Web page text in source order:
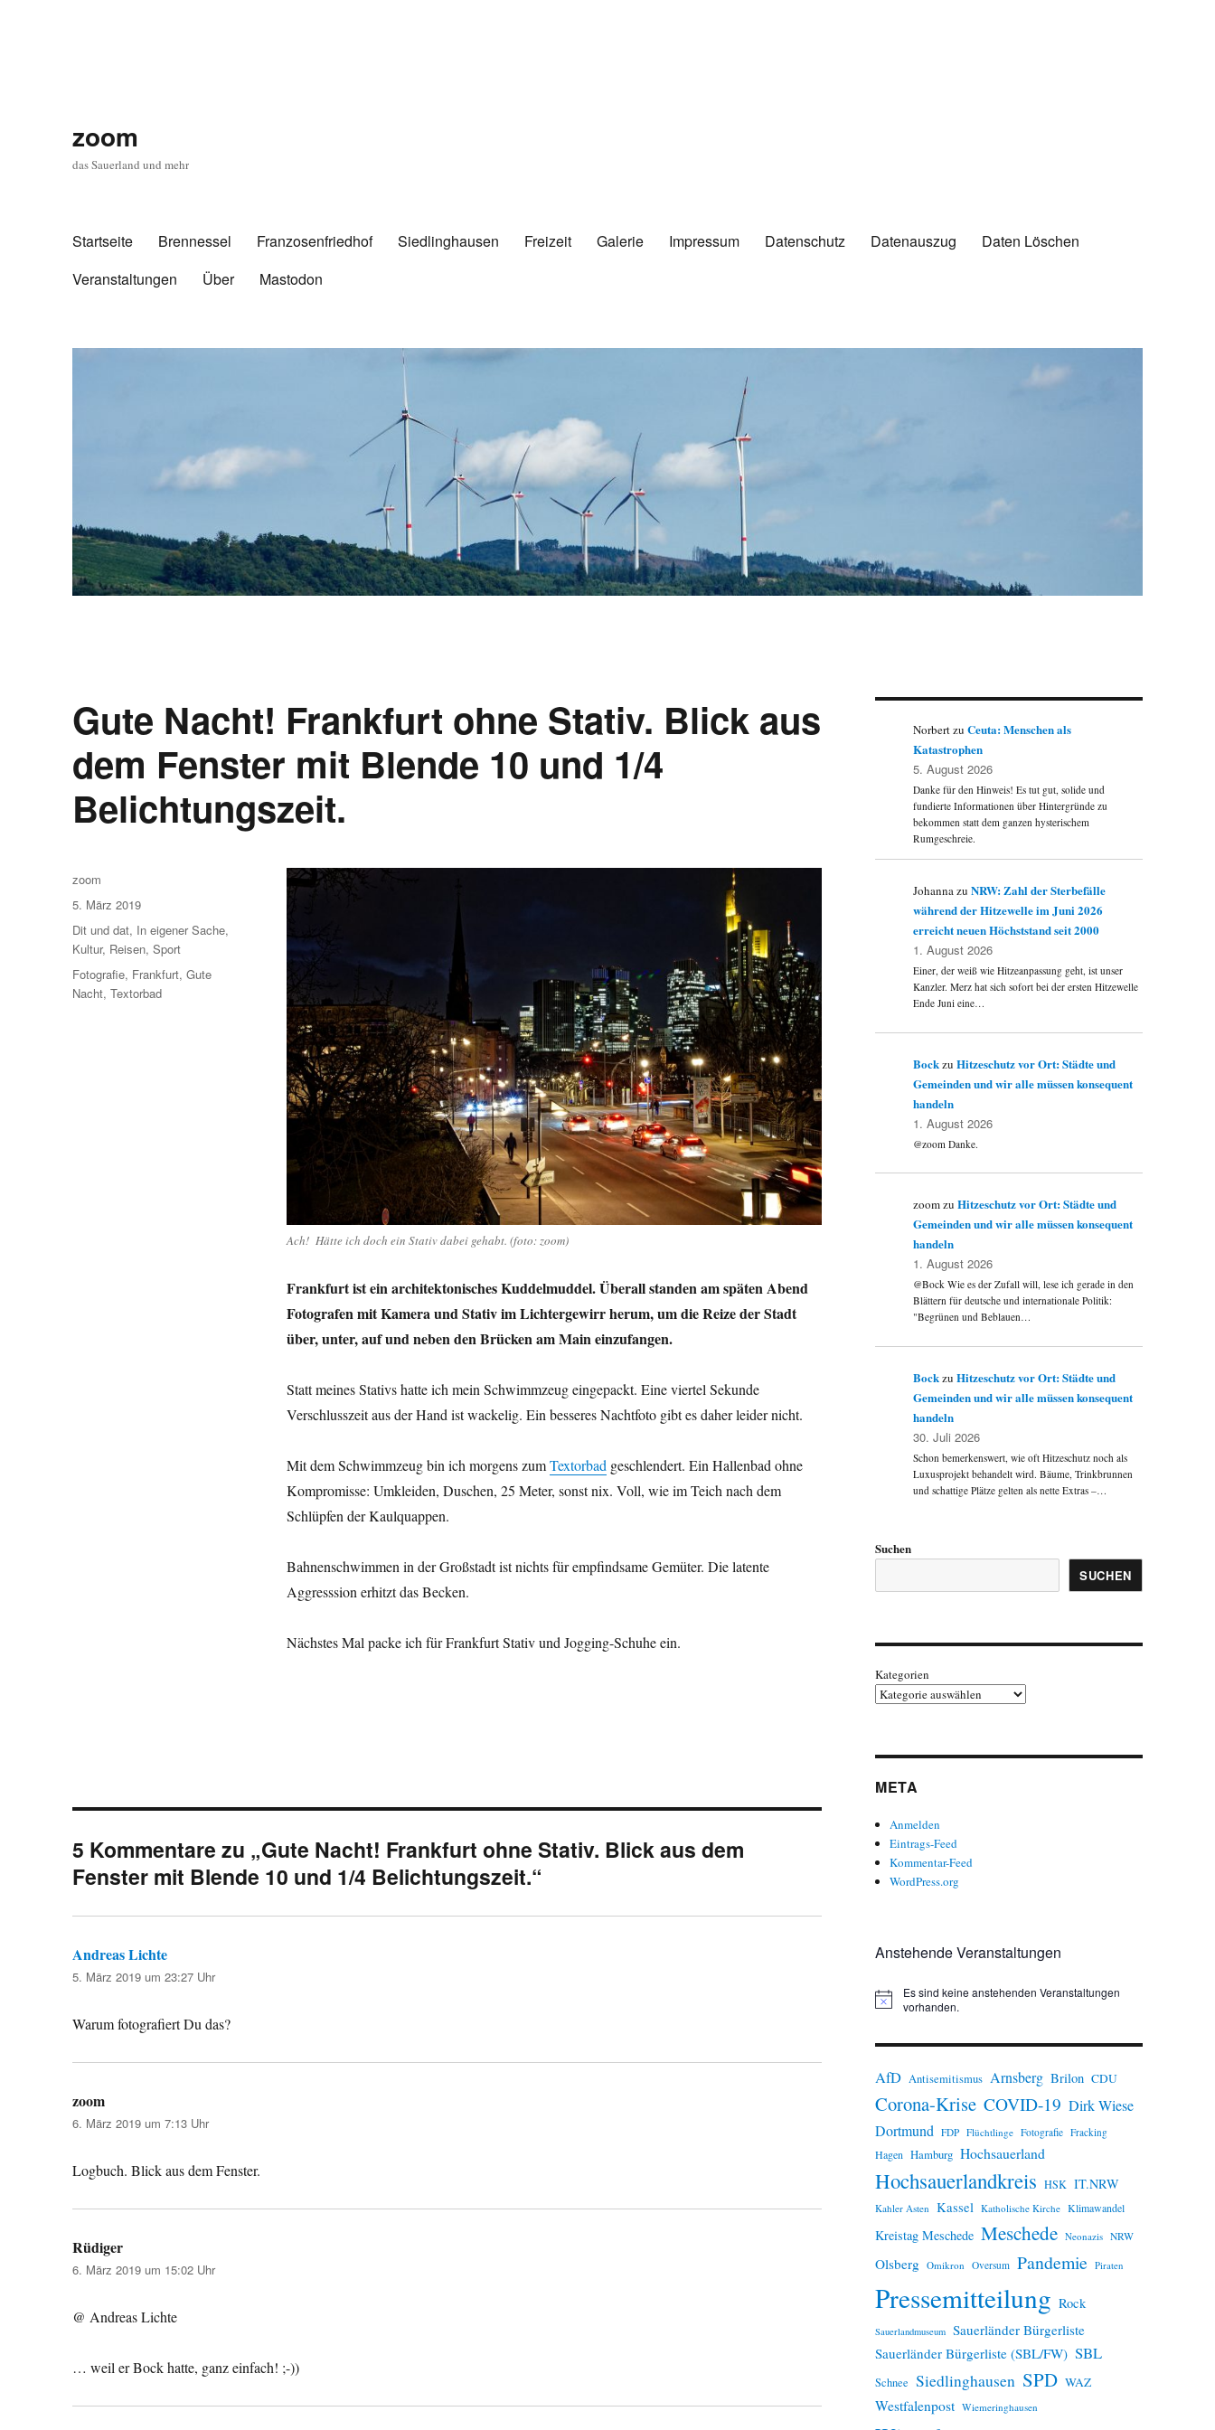
zoom
das Sauerland und mehr
Startseite Brennessel Franzosenfriedhof Siedlinghausen Freizeit Galerie Impressum Datenschutz Datenauszug
Daten Löschen
Veranstaltungen
Über Mastodon
Gute Nacht! Frankfurt ohne Stativ. Blick aus
dem Fenster mit Blende 10 und 1/4
Belichtungszeit.
Ach! Hätte ich doch ein Stativ dabei gehabt. (foto: zoom)
Frankfurt ist ein architektonisches Kuddelmuddel. Überall standen am späten Abend
Fotografen mit Kamera und Stativ im Lichtergewirr herum, um die Reize der Stadt
über, unter, auf und neben den Brücken am Main einzufangen.
Statt meines Stativs hatte ich mein Schwimmzeug eingepackt. Eine viertel Sekunde
Verschlusszeit aus der Hand ist wackelig. Ein besseres Nachtfoto gibt es daher leider nicht.
Mit dem Schwimmzeug bin ich morgens zumTextorbad geschlendert. Ein Hallenbad ohne
Kompromisse: Umkleiden, Duschen, 25 Meter, sonst nix. Voll, wie im Teich nach dem
Schlüpfen der Kaulquappen.
Bahnenschwimmen in der Großstadt ist nichts für empfindsame Gemüter. Die latente
Aggresssion erhitzt das Becken.
Nächstes Mal packe ich für Frankfurt Stativ und Jogging-Schuhe ein.
Autor
zoom
Veröffentlicht
am
5. März 2019
Kategorien
Dit und dat, In eigener Sache,
Kultur, Reisen,Sport
Schlagwörter
Fotografie, Frankfurt,Gute
Nacht,Textorbad
5 Kommentare zu „Gute Nacht! Frankfurt ohne Stativ. Blick aus dem
Fenster mit Blende 10 und 1/4 Belichtungszeit.“
Andreas Lichte
5. März 2019 um 23:27 Uhr
Warum fotografiert Du das?
zoom
6. März 2019 um 7:13 Uhr
Logbuch. Blick aus dem Fenster.
Rüdiger
6. März 2019 um 15:02 Uhr
@ Andreas Lichte
… weil er Bock hatte, ganz einfach! ;-))
NorbertzuCeuta: Menschen als
Katastrophen
5. August 2026
Danke für den Hinweis! Es tut gut, solide und
fundierte Informationen über Hintergründe zu
bekommen statt dem ganzen hysterischem
Rumgeschreie.
JohannazuNRW: Zahl der Sterbefälle
während der Hitzewelle im Juni 2026
erreicht neuen Höchststand seit 2000
1. August 2026
Einer, der weiß wie Hitzeanpassung geht, ist unser
Kanzler. Merz hat sich sofort bei der ersten Hitzewelle
Ende Juni eine…
BockzuHitzeschutz vor Ort: Städte und
Gemeinden und wir alle müssen konsequent
handeln
1. August 2026
@zoom Danke.
zoomzuHitzeschutz vor Ort: Städte und
Gemeinden und wir alle müssen konsequent
handeln
1. August 2026
@Bock Wie es der Zufall will, lese ich gerade in den
Blättern für deutsche und internationale Politik:
"Begrünen und Beblauen…
BockzuHitzeschutz vor Ort: Städte und
Gemeinden und wir alle müssen konsequent
handeln
30. Juli 2026
Schon bemerkenswert, wie oft Hitzeschutz noch als
Luxusprojekt behandelt wird. Bäume, Trinkbrunnen
und schattige Plätze gelten als nette Extras –…
Suchen
SUCHEN
Kategorien
META
Anmelden
Eintrags-Feed
Kommentar-Feed
WordPress.org
Anstehende Veranstaltungen
H
w
Es sind keine anstehenden Veranstaltungen
vorhanden.
AfD Antisemitismus Arnsberg Brilon CDU
Corona-Krise COVID-19 Dirk Wiese
Dortmund FDP Flüchtlinge Fotografie Fracking
Hagen Hamburg Hochsauerland
Hochsauerlandkreis HSK IT.NRW
Kahler Asten Kassel Katholische Kirche Klimawandel
Kreistag Meschede Meschede Neonazis NRW
Olsberg Omikron Oversum Pandemie Piraten
Pressemitteilung Rock
Sauerlandmuseum Sauerländer Bürgerliste
Sauerländer Bürgerliste (SBL/FW) SBL
Schnee Siedlinghausen SPD WAZ
Westfalenpost Wiemeringhausen